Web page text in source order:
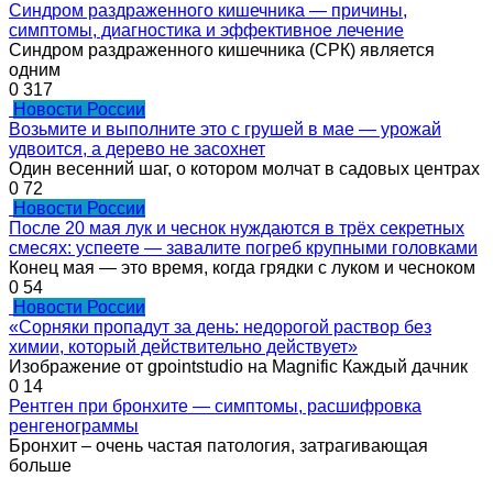
Синдром раздраженного кишечника — причины,
симптомы, диагностика и эффективное лечение
Синдром раздраженного кишечника (СРК) является
одним
0 317
Новости России
Возьмите и выполните это с грушей в мае — урожай
удвоится, а дерево не засохнет
Один весенний шаг, о котором молчат в садовых центрах
0 72
Новости России
После 20 мая лук и чеснок нуждаются в трёх секретных
смесях: успеете — завалите погреб крупными головками
Конец мая — это время, когда грядки с луком и чесноком
0 54
Новости России
«Сорняки пропадут за день: недорогой раствор без
химии, который действительно действует»
Изображение от gpointstudio на Magnific Каждый дачник
0 14
Рентген при бронхите — симптомы, расшифровка
ренгенограммы
Бронхит – очень частая патология, затрагивающая
больше